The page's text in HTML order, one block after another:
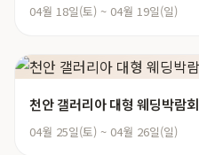
04월 18일(토) ~ 04월 19일(일)
천안 갤러리아 대형 웨딩박람회
04월 25일(토) ~ 04월 26일(일)